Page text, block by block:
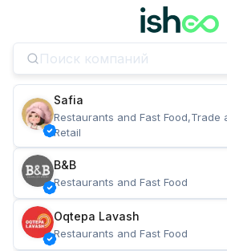
Safia
Restaurants and Fast Food,Trade
Retail
B&B
Restaurants and Fast Food
Oqtepa Lavash
Restaurants and Fast Food